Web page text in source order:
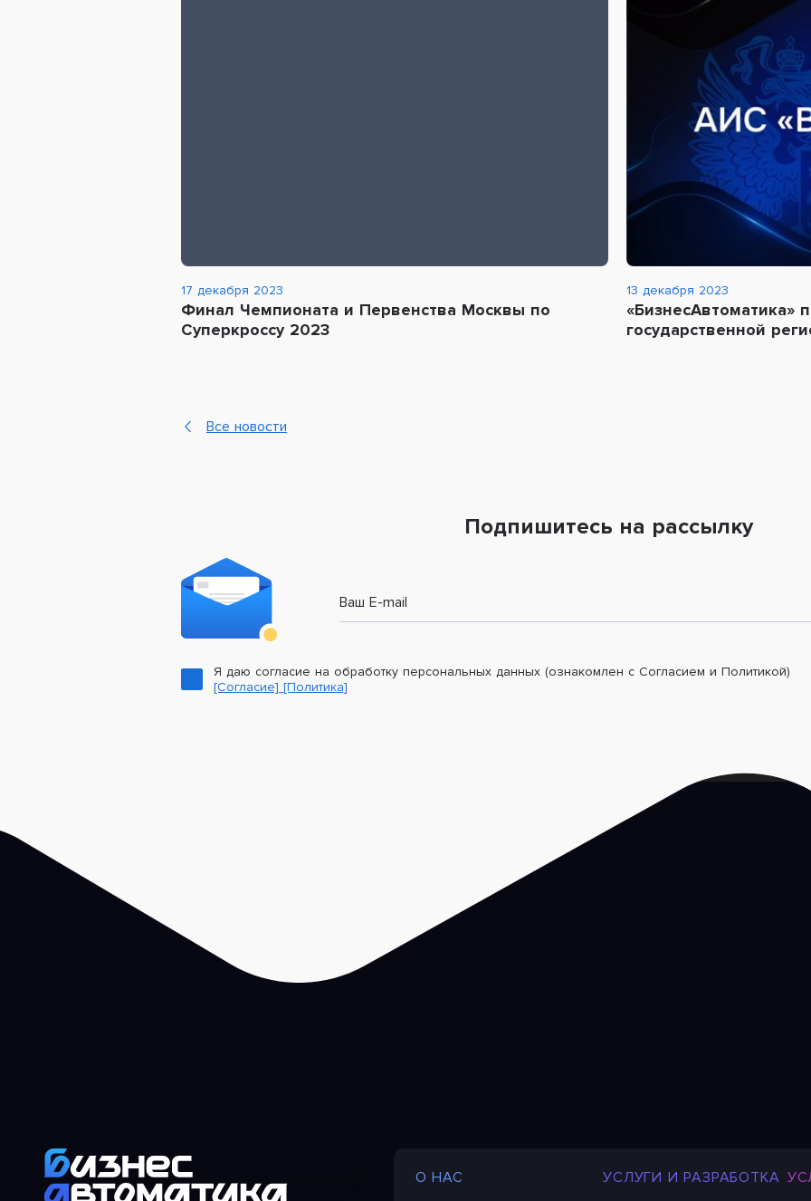
17 декабря 2023
Финал Чемпионата и Первенства Москвы по
Суперкроссу 2023
13 декабря 2023
«БизнесАвтоматика»
государственной
Все новости
Подпишитесь на рассылку
Ваш E-mail
Я даю согласие на обработку персональных данных (ознакомлен с Согласием и Политикой)
[Согласие] [Политика]
О НАС УСЛУГИ И РАЗРАБОТКА